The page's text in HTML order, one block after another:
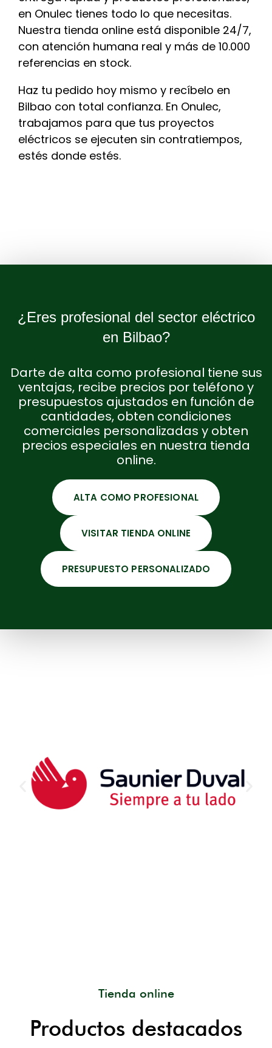
en Onulec tienes todo lo que necesitas.
Nuestra tienda online está disponible 24/7,
con atención humana real y más de 10.000
referencias en stock.
Haz tu pedido hoy mismo y recíbelo en
Bilbao con total confianza. En Onulec,
trabajamos para que tus proyectos
eléctricos se ejecuten sin contratiempos,
estés donde estés.
¿Eres profesional del sector eléctrico
en Bilbao?
Darte de alta como profesional tiene sus
ventajas, recibe precios por teléfono y
presupuestos ajustados en función de
cantidades, obten condiciones
comerciales personalizadas y obten
precios especiales en nuestra tienda
online.
ALTA COMO PROFESIONAL
VISITAR TIENDA ONLINE
PRESUPUESTO PERSONALIZADO
Tienda online
Productos destacados